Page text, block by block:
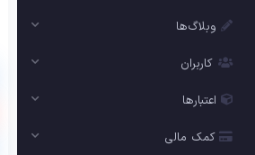
وبلاگ‌ها
کاربران
اعتبارها
کمک مالی